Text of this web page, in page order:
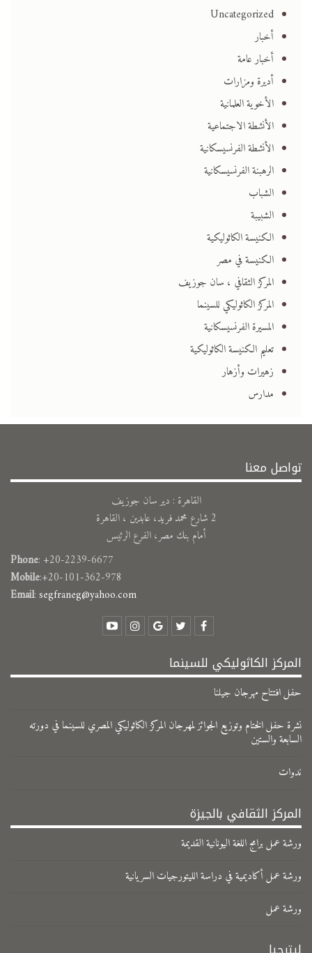
Uncategorized
أخبار
أخبار عامة
أديرة ومزارات
الأخوية العلمانية
الأنشطة الاجتماعية
الأنشطة الفرنسيسكانية
الرهبنة الفرنسيسكانية
الشباب
الشبيبة
الكنيسة الكاثوليكية
الكنيسة في مصر
المركز الثقافي ، سان جوزيف
المركز الكاثوليكي للسينما
المسيرة الفرنسيسكانية
تعليم الكنيسة الكاثوليكية
زهيرات وأزهار
مدارس
تواصل معنا
القاهرة : دير سان جوزيف
2 شارع محمد فريد، عابدين ، القاهرة
أمام بنك مصر، الفرع الرئيس
Phone: +20-2239-6677
Mobile:+20-101-362-978
Email:segfraneg@yahoo.com
المركز الكاثوليكي للسينما
حفل افتتاح مهرجان جيلنا
نشرة حفل الختام وتوزيع الجوائز لمهرجان المركز الكاثوليكي المصري للسينما في دورته
السابعة والستين
ندوات
المركز الثقافي بالجيزة
ورشة عمل برامج اللغة اليونانية القديمة
ورشة عمل أكاديمية في دراسة الليتورجيات السريانية
ورشة عمل